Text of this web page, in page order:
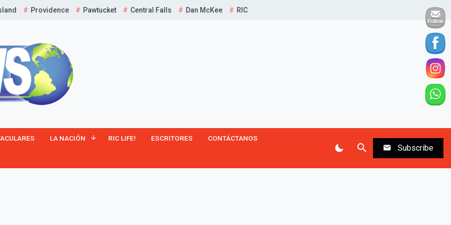
Providence Pawtucket Central Falls Dan McKee RIC
LA NACIÓN RIC LIFE! ESCRITORES CONTÁCTANOS
Subscribe
¡Suscríbete y Vive la
Experiencia!